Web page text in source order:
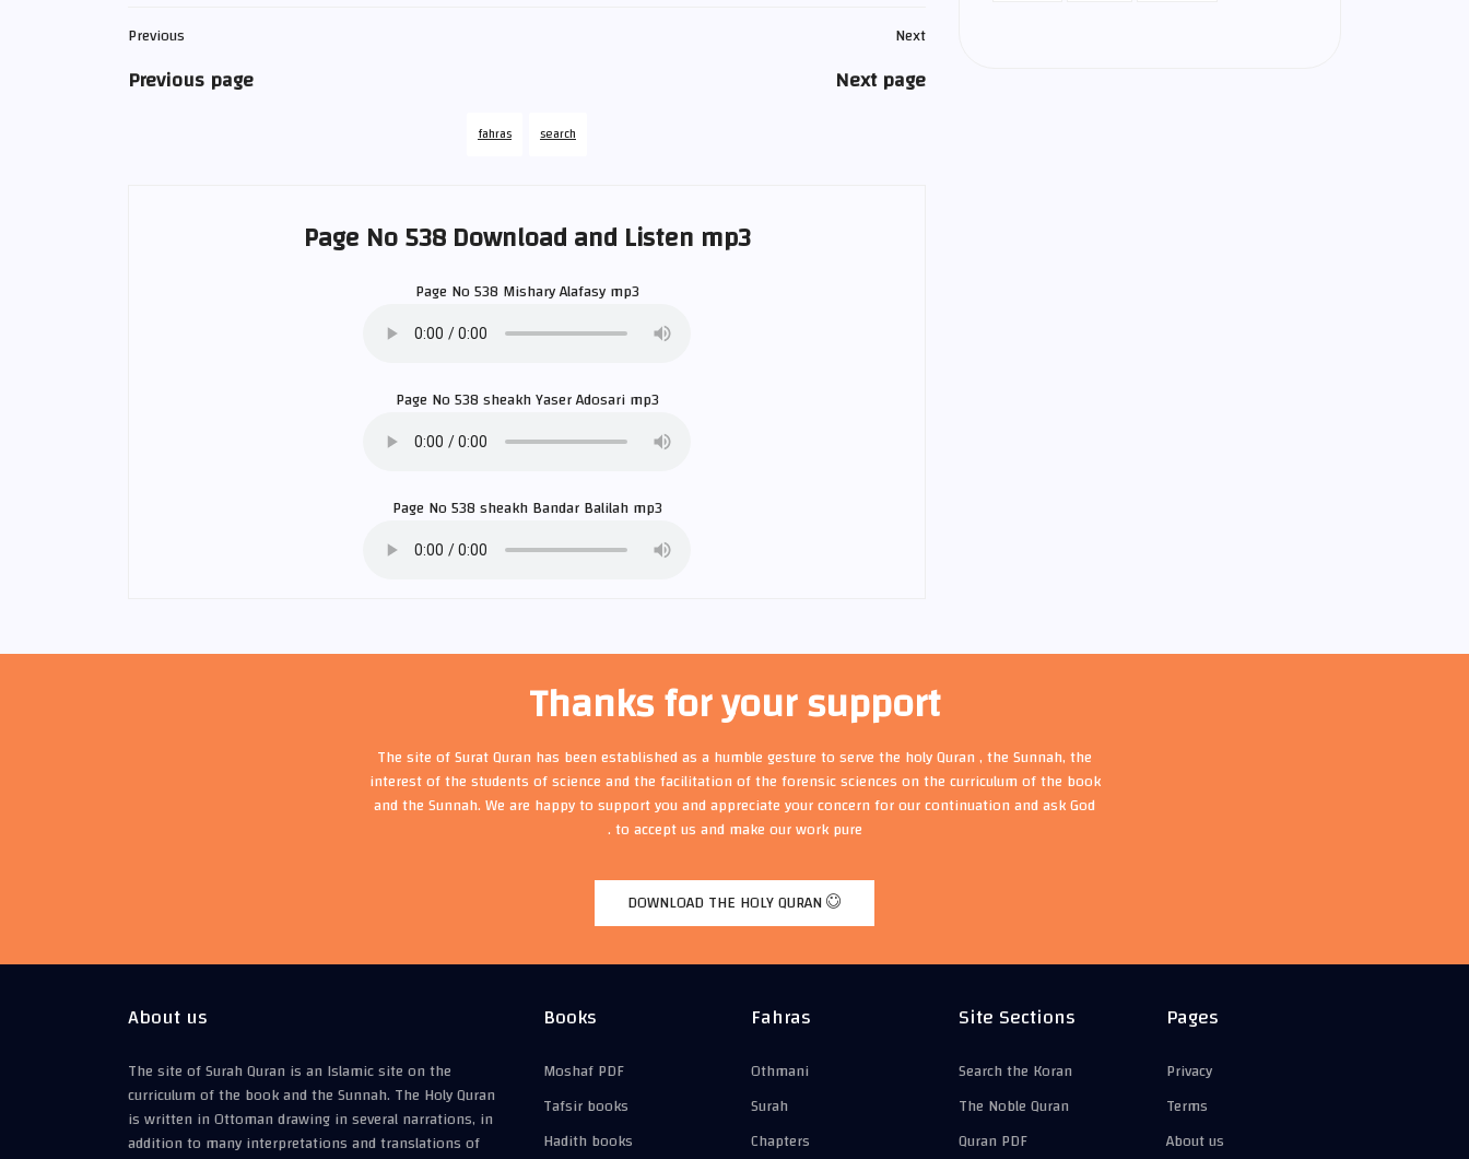
Previous
Previous page
Next
Next page
fahras search
Page No 538 Download and Listen mp3
Page No 538 Mishary Alafasymp3
Page No 538 sheakhYaser Adosarimp3
Page No 538 sheakhBandar Balilahmp3
Thanks for your support
The site of Surat Quran has been established as a humble gesture to serve the holy Quran , the Sunnah, the
interest of the students of science and the facilitation of the forensic sciences on the curriculum of the book
and the Sunnah. We are happy to support you and appreciate your concern for our continuation and ask God
to accept us and make our work pure .
DOWNLOAD THE HOLY QURAN
Pages
Privacy
Terms
About us
Site Sections
Search the Koran
The Noble Quran
Quran PDF
Fahras
Othmani
Surah
Chapters
Books
Moshaf PDF
Tafsir books
Hadith books
About us
The site of Surah Quran is an Islamic site on the
curriculum of the book and the Sunnah. The Holy Quran
is written in Ottoman drawing in several narrations, in
addition to many interpretations and translations of